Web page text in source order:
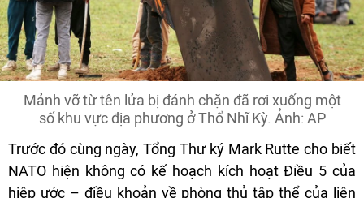
Mảnh vỡ từ tên lửa bị đánh chặn đã rơi xuống một
số khu vực địa phương ở Thổ Nhĩ Kỳ. Ảnh: AP
Trước đó cùng ngày, Tổng Thư ký Mark Rutte cho biết
NATO hiện không có kế hoạch kích hoạt Điều 5 của
hiệp ước – điều khoản về phòng thủ tập thể của liên